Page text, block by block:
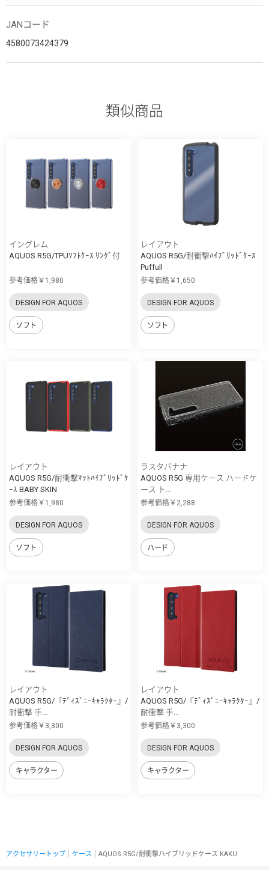
JANコード
4580073424379
類似商品
イングレム
AQUOS R5G/TPUｿﾌﾄｹｰｽ ﾘﾝｸﾞ付
参考価格￥1,980
DESIGN FOR AQUOS
ソフト
レイアウト
AQUOS R5G/耐衝撃ﾊｲﾌﾞﾘｯﾄﾞｹｰｽ
Puffull
参考価格￥1,650
DESIGN FOR AQUOS
ソフト
レイアウト
AQUOS R5G/耐衝撃ﾏｯﾄﾊｲﾌﾞﾘｯﾄﾞｹ
ｰｽ BABY SKIN
参考価格￥1,980
DESIGN FOR AQUOS
ソフト
ラスタバナナ
AQUOS R5G 専用ケース ハードケ
ース ト...
参考価格￥2,288
DESIGN FOR AQUOS
ハード
レイアウト
AQUOS R5G/『ﾃﾞｨｽﾞﾆｰｷｬﾗｸﾀｰ』/
耐衝撃 手...
参考価格￥3,300
DESIGN FOR AQUOS
キャラクター
レイアウト
AQUOS R5G/『ﾃﾞｨｽﾞﾆｰｷｬﾗｸﾀｰ』/
耐衝撃 手...
参考価格￥3,300
DESIGN FOR AQUOS
キャラクター
アクセサリートップ ケース ｜AQUOS R5G/耐衝撃ハイブリッドケース KAKU